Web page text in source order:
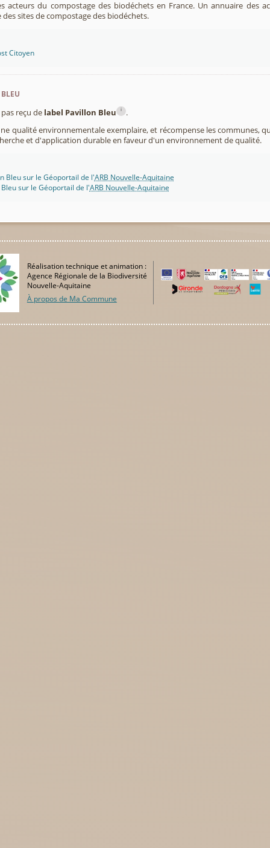
acteurs du compostage des biodéchets en France. Un annuaire des
sites de compostage des biodéchets.
Citoyen
reçu de label Pavillon Bleu i
.
qualité environnementale exemplaire, et récompense les communes,
et d'application durable en faveur d'un environnement de qualité.
Bleu sur le Géoportail de l'ARB Nouvelle-Aquitaine
sur le Géoportail de l'ARB Nouvelle-Aquitaine
Réalisation technique et animation :
Agence Régionale de la Biodiversité
Nouvelle-Aquitaine
À propos de Ma Commune